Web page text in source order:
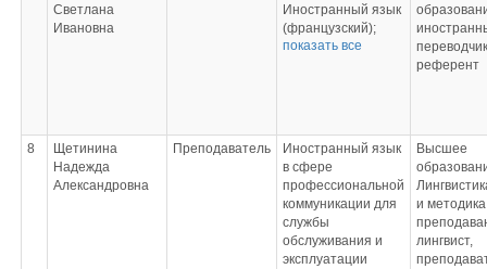
Светлана
Ивановна
Иностранный язык
(французский);
Иностранный язык
бронирования и
продаж
показать все
референт
8
Щетинина
Надежда
Александровна
Преподаватель
Иностранный язык
в сфере
профессиональной
коммуникации для
службы
обслуживания и
эксплуатации
Высшее
и методика
лингвист,